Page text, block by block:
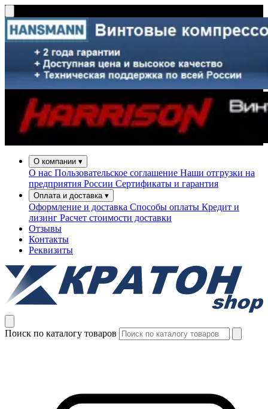
О компании ▾
О нас Пользовательское соглашение Наши отгрузки на
предприятия России Сертификаты и гарантия
Оплата и доставка ▾
Оформление и доставка Способы оплаты Кредит и
лизинг Расчет стоимости доставки
Отзывы
Контакты
Реквизиты
Поиск по каталогу товаров